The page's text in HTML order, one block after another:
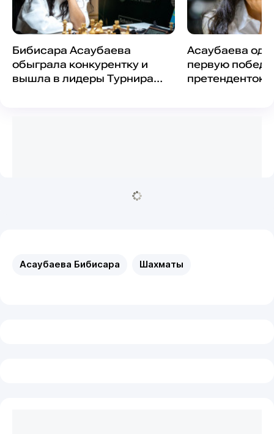
Бибисара Асаубаева
обыграла конкурентку и
вышла в лидеры Турнира
Асаубаева
первую победу
претенденток
Асаубаева Бибисара Шахматы